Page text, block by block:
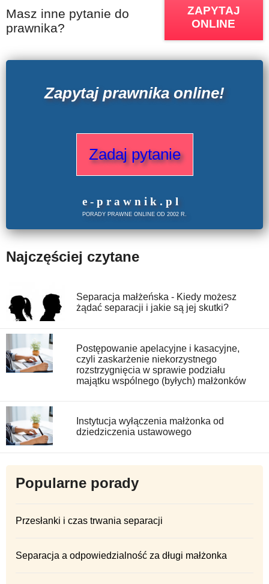
Masz inne pytanie do
prawnika?
ZAPYTAJ
ONLINE
Zapytaj prawnika online!
Zadaj pytanie
e -prawnik . pl
PORADY PRAWNE ONLINE OD 2002 R.
Najczęściej czytane
Separacja małżeńska - Kiedy możesz
żądać separacji i jakie są jej skutki?
Postępowanie apelacyjne i kasacyjne,
czyli zaskarżenie niekorzystnego
rozstrzygnięcia w sprawie podziału
majątku wspólnego (byłych) małżonków
Instytucja wyłączenia małżonka od
dziedziczenia ustawowego
Popularne porady
Przesłanki i czas trwania separacji
Separacja a odpowiedzialność za długi małżonka